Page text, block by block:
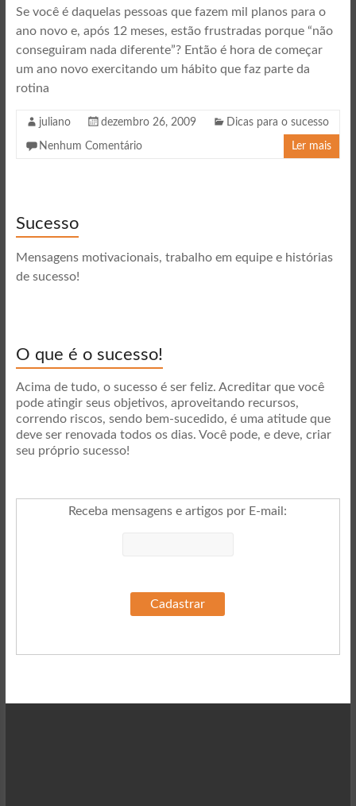
Se você é daquelas pessoas que fazem mil planos para o
ano novo e, após 12 meses, estão frustradas porque “não
conseguiram nada diferente”? Então é hora de começar
um ano novo exercitando um hábito que faz parte da
rotina
juliano dezembro 26, 2009 Dicas para o sucesso
Nenhum Comentário Ler mais
Sucesso
Mensagens motivacionais, trabalho em equipe e histórias
de sucesso!
O que é o sucesso!
Acima de tudo, o sucesso é ser feliz. Acreditar que você
pode atingir seus objetivos, aproveitando recursos,
correndo riscos, sendo bem-sucedido, é uma atitude que
deve ser renovada todos os dias. Você pode, e deve, criar
seu próprio sucesso!
Receba mensagens e artigos por E-mail :